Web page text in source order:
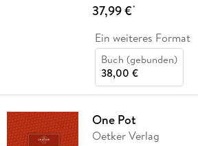
37,99 €*
Ein weiteres Format
Buch (gebunden)
38,00 €
One Pot
Oetker Verlag